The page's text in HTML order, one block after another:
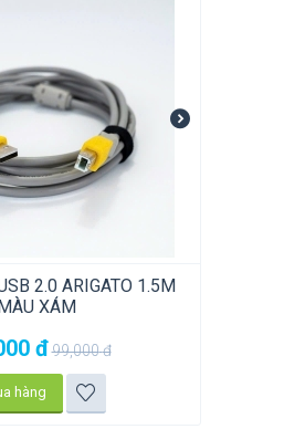
2.0 ARIGATO 1.5M
MÀU XÁM
đ99,000đ
hàng